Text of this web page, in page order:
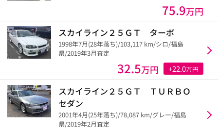
75.9万円
スカイライン２５ＧＴ ターボ
1998年7月(28年落ち)/103,117 km/シロ/福島
県/2019年3月査定
32.5万円 +22.0万円
スカイライン２５ＧＴ ＴＵＲＢＯ
セダン
2001年4月(25年落ち)/78,087 km/グレー/福島
県/2019年2月査定